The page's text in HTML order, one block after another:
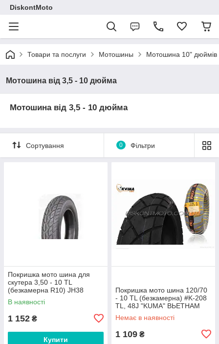
DiskontMoto
Товари та послуги Мотошины Мотошина 10" дюймів
Мотошина від 3,5 - 10 дюйма
Мотошина від 3,5 - 10 дюйма
Сортування 0 Фільтри
Покришка мото шина для
скутера 3,50 - 10 ТL
(безкамерна R10) JH38
GULUN
В наявності
1 152 ₴
Купити
Покришка мото шина 120/70
‑ 10 TL (безкамерна) #K‑208
TL, 48J "KUMA" ВЬЕТНАМ
Немає в наявності
1 109 ₴